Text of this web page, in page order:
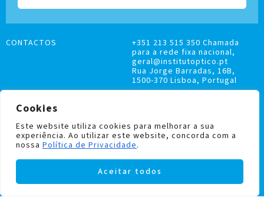
Cookies
Este website utiliza cookies para melhorar a sua
experiência. Ao utilizar este website, concorda com a
nossa Política de Privacidade.
Aceitar todos
LIVRO DE RECLAMAÇÕES
POLÍTICA DE PRIVACIDADE E COOKIES
CONTACTOS
+351 213 515 350 Chamada
para a rede fixa nacional,
geral@institutoptico.pt
Rua Jorge Barradas, 16B,
1500-370 Lisboa, Portugal